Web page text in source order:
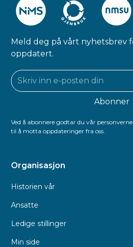
Meld deg på vårt nyhetsbrev
oppdatert.
Ved å abonnere godtar du vår
til å motta oppdateringer fra oss.
Organisasjon
Historien vår
Ansatte
Ledige stillinger
Min side